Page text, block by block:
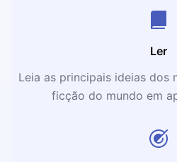
Ler
Leia as principais ideias dos
ficção do mundo em